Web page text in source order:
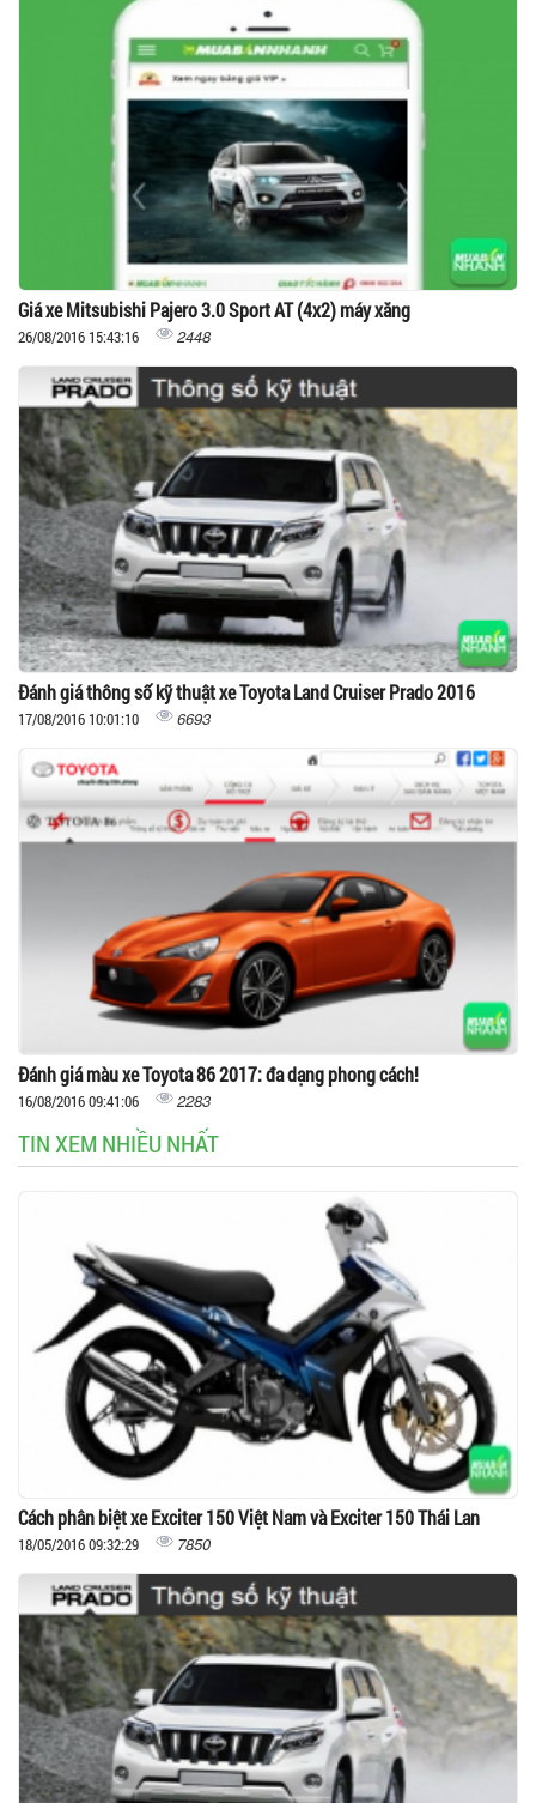
Giá xe Mitsubishi Pajero 3.0 Sport AT (4x2) máy xăng
26/08/2016 15:43:16 2448
Đánh giá thông số kỹ thuật xe Toyota Land Cruiser Prado 2016
17/08/2016 10:01:10 6693
Đánh giá màu xe Toyota 86 2017: đa dạng phong cách!
16/08/2016 09:41:06 2283
TIN XEM NHIỀU NHẤT
Cách phân biệt xe Exciter 150 Việt Nam và Exciter 150 Thái Lan
18/05/2016 09:32:29 7850